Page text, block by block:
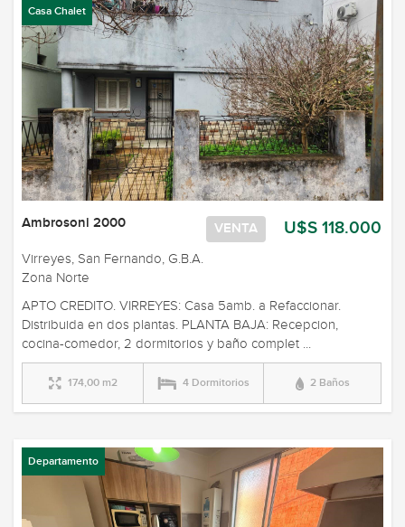
Casa Chalet
U$S 118.000
VENTA
Ambrosoni 2000
Virreyes, San Fernando, G.B.A.
Zona Norte
APTO CREDITO. VIRREYES: Casa 5amb. a Refaccionar.
Distribuida en dos plantas. PLANTA BAJA: Recepcion,
cocina-comedor, 2 dormitorios y baño complet ...
174,00 m2 4 Dormitorios 2 Baños
Departamento